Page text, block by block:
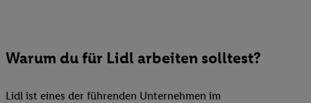
Warum du für Lidl arbeiten solltest?
Lidl ist eines der führenden Unternehmen im